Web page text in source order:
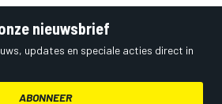
nieuwsbrief
updates en speciale acties direct in
ABONNEER